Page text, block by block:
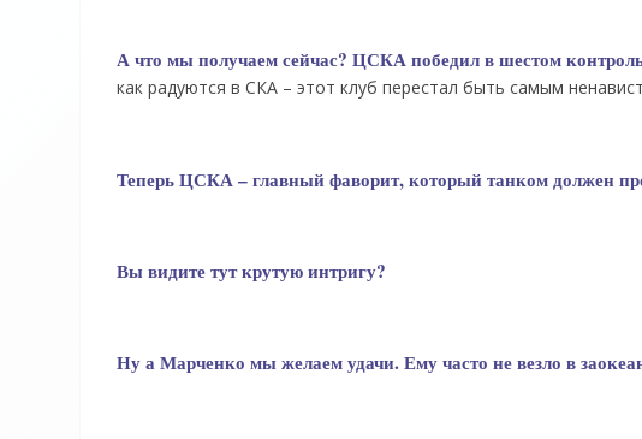
А что мы получаем сейчас? ЦСКА победил в шестом
как радуются в СКА – этот клуб перестал быть самым
Теперь ЦСКА – главный фаворит, который танком должен
Вы видите тут крутую интригу?
Ну а Марченко мы желаем удачи. Ему часто не везло в